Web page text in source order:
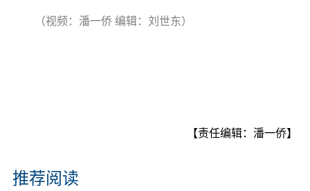
（视频：潘一侨 编辑：刘世东）
【责任编辑：潘一侨】
推荐阅读